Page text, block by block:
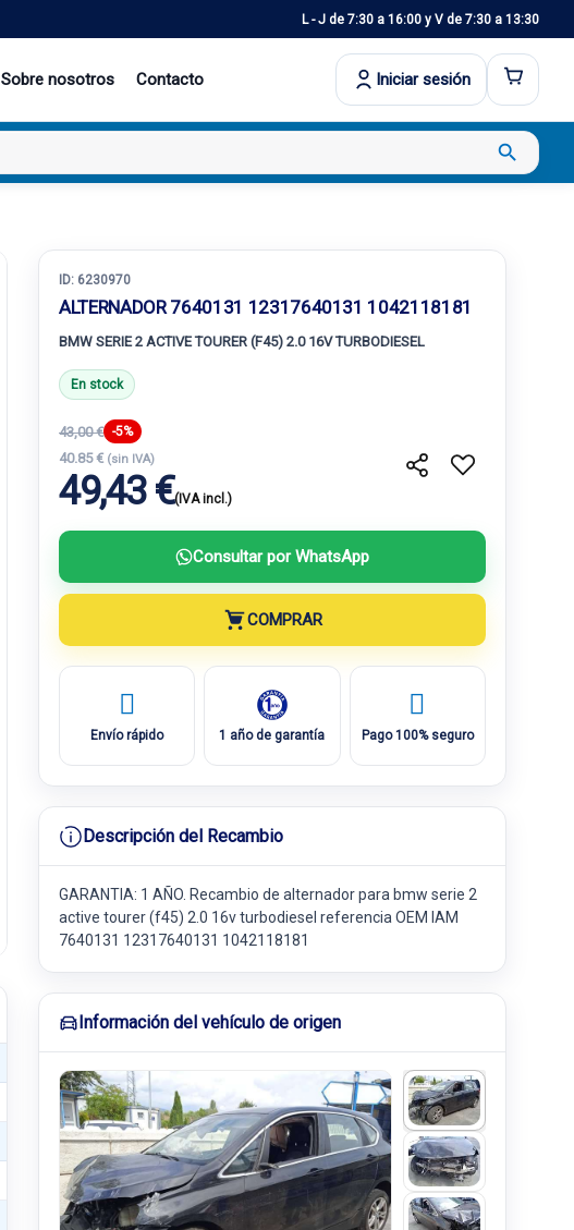
L - J de 7:30 a 16:00 y V de 7:30 a 13:30
Sobre nosotros Contacto Iniciar sesión
search
ID: 6230970
ALTERNADOR 7640131 12317640131 1042118181
BMW SERIE 2 ACTIVE TOURER (F45) 2.0 16V TURBODIESEL
En stock
43,00 € -5%
40.85 € (sin IVA)
49,43 €(IVA incl.)
Consultar por WhatsApp
COMPRAR
Envío rápido 1 año de garantía Pago 100% seguro
Descripción del Recambio
GARANTIA: 1 AÑO. Recambio de alternador para bmw serie 2
active tourer (f45) 2.0 16v turbodiesel referencia OEM IAM
7640131 12317640131 1042118181
Información del vehículo de origen